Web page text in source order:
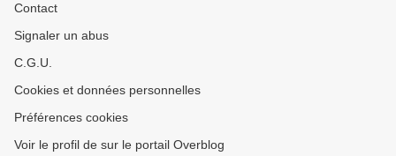
Contact
Signaler un abus
C.G.U.
Cookies et données personnelles
Préférences cookies
Voir le profil de sur le portail Overblog